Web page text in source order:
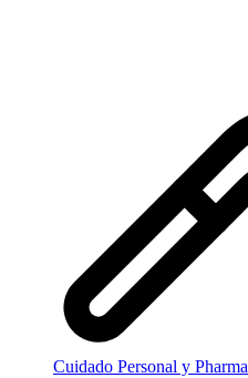
Cuidado Personal y Pharma